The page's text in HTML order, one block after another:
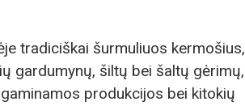
tradiciškai šurmuliuos kermošius,
gardumynų, šiltų bei šaltų gėrimų,
produkcijos bei kitokių